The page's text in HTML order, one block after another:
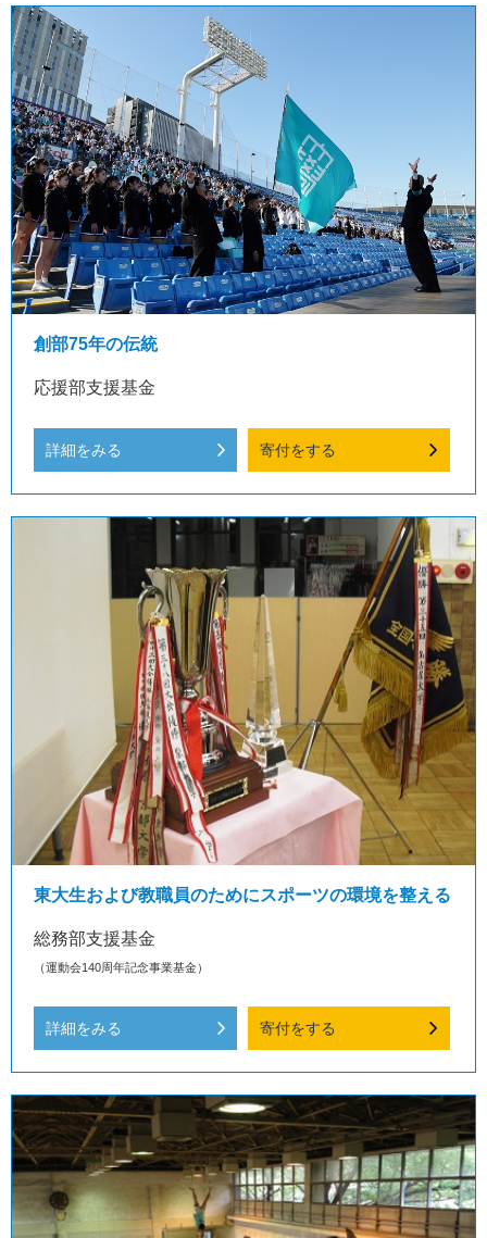
創部75年の伝統
応援部支援基金
詳細をみる 寄付をする
東大生および教職員のためにスポーツの環境を整える
総務部支援基金
（運動会140周年記念事業基金）
詳細をみる 寄付をする